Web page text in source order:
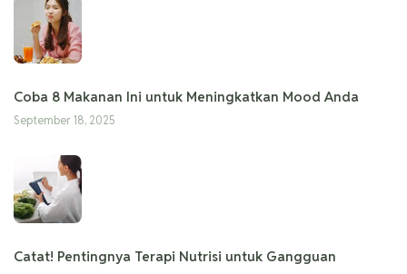
Coba 8 Makanan Ini untuk Meningkatkan Mood Anda
September 18, 2025
Catat! Pentingnya Terapi Nutrisi untuk Gangguan